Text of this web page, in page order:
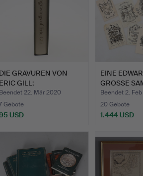
DIE GRAVUREN VON
ERIC GILL;
CHRISTOPHER SK…
Beendet 22. Mär 2020
Gebote
USD
EINE
GROSSE
VON EX…
Beendet 2.
20 Gebote
1.444 USD